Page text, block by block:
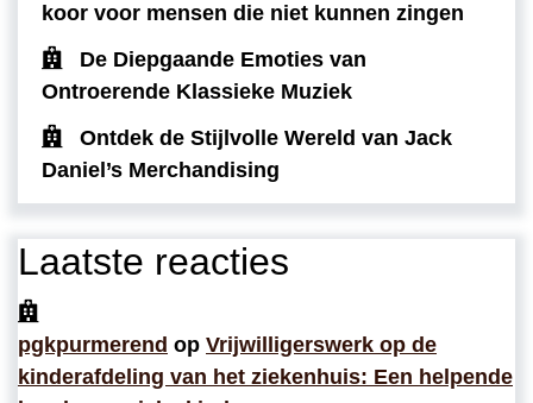
koor voor mensen die niet kunnen zingen
De Diepgaande Emoties van
Ontroerende Klassieke Muziek
Ontdek de Stijlvolle Wereld van Jack
Daniel’s Merchandising
Laatste reacties
pgkpurmerend op Vrijwilligerswerk op de
kinderafdeling van het ziekenhuis: Een helpende